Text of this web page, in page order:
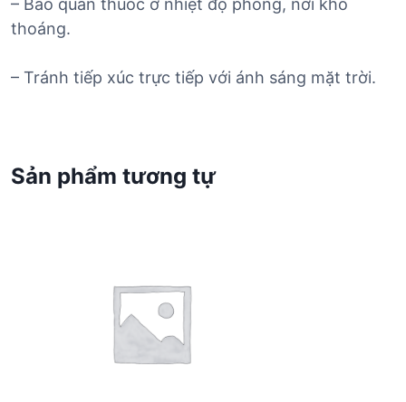
– Bảo quản thuốc ở nhiệt độ phòng, nơi khô
thoáng.
– Tránh tiếp xúc trực tiếp với ánh sáng mặt trời.
Sản phẩm tương tự